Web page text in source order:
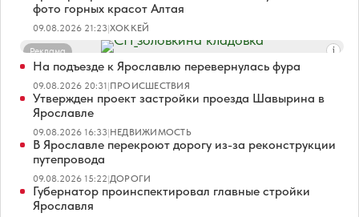
фото горных красот Алтая
09.08.2026 21:23|ХОККЕЙ
Реклама
На подъезде к Ярославлю перевернулась фура
09.08.2026 20:31|ПРОИСШЕСТВИЯ
Утвержден проект застройки проезда Шавырина в
Ярославле
09.08.2026 16:33|НЕДВИЖИМОСТЬ
В Ярославле перекроют дорогу из-за реконструкции
путепровода
09.08.2026 15:22|ДОРОГИ
Губернатор проинспектировал главные стройки
Ярославля